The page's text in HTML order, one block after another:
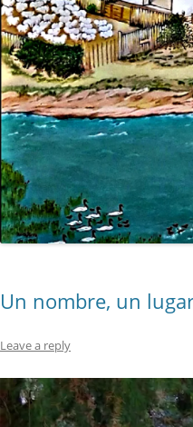
Un nombre, un
Leave a reply